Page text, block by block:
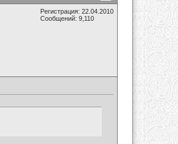
Регистрация: 22.04.2010
Сообщений: 9,110